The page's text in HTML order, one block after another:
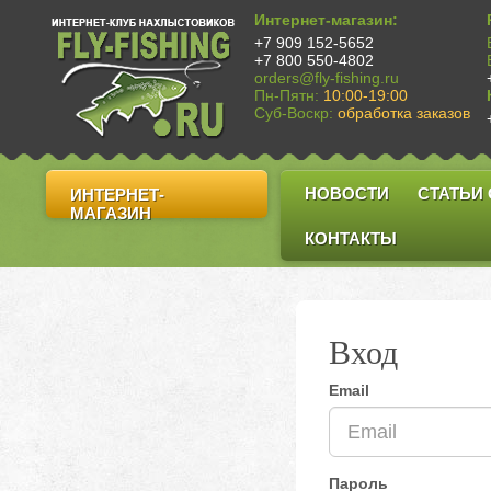
Интернет-магазин:
+7 909 152-5652
+7 800 550-4802
orders@fly-fishing.ru
Пн-Пятн: 10:00-19:00
Суб-Воскр: обработка заказов
ИНТЕРНЕТ-
МАГАЗИН
НОВОСТИ СТАТЬИ
КОНТАКТЫ
Вход
Email
Пароль